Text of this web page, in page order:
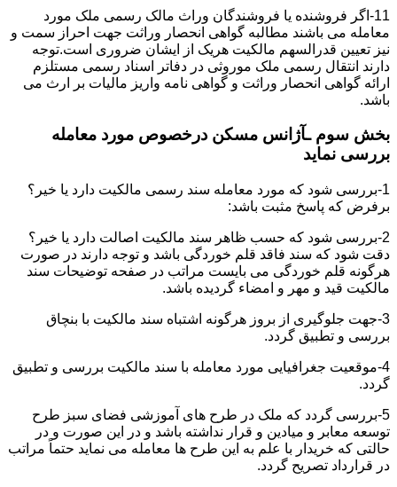
11-اگر فروشنده یا فروشندگان وراث مالک رسمی ملک مورد
معامله می باشند مطالبه گواهی انحصار وراثت جهت احراز سمت و
نیز تعیین قدرالسهم مالکیت هریک از ایشان ضروری است.توجه
دارند انتقال رسمی ملک موروثی در دفاتر اسناد رسمی مستلزم
ارائه گواهی انحصار وراثت و گواهی نامه واریز مالیات بر ارث می
باشد.
بخش سوم ـآژانس مسکن درخصوص مورد معامله
بررسی نماید
1-بررسی شود که مورد معامله سند رسمی مالکیت دارد یا خیر؟
برفرض که پاسخ مثبت باشد:
2-بررسی شود که حسب ظاهر سند مالکیت اصالت دارد یا خیر؟
دقت شود که سند فاقد قلم خوردگی باشد و توجه دارند در صورت
هرگونه قلم خوردگی می بایست مراتب در صفحه توضیحات سند
مالکیت قید و مهر و امضاء گردیده باشد.
3-جهت جلوگیری از بروز هرگونه اشتباه سند مالکیت با بنچاق
بررسی و تطبیق گردد.
4-موقعیت جغرافیایی مورد معامله با سند مالکیت بررسی و تطبیق
گردد.
5-بررسی گردد که ملک در طرح های آموزشی فضای سبز طرح
توسعه معابر و میادین و قرار نداشته باشد و در این صورت و در
حالتی که خریدار با علم به این طرح ها معامله می نماید حتماً مراتب
در قرارداد تصریح گردد.